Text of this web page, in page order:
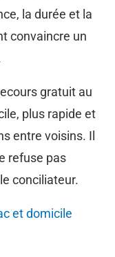
la durée et la
convaincre un
gratuit au
plus rapide et
entre voisins. Il
refuse pas
conciliateur.
et domicile